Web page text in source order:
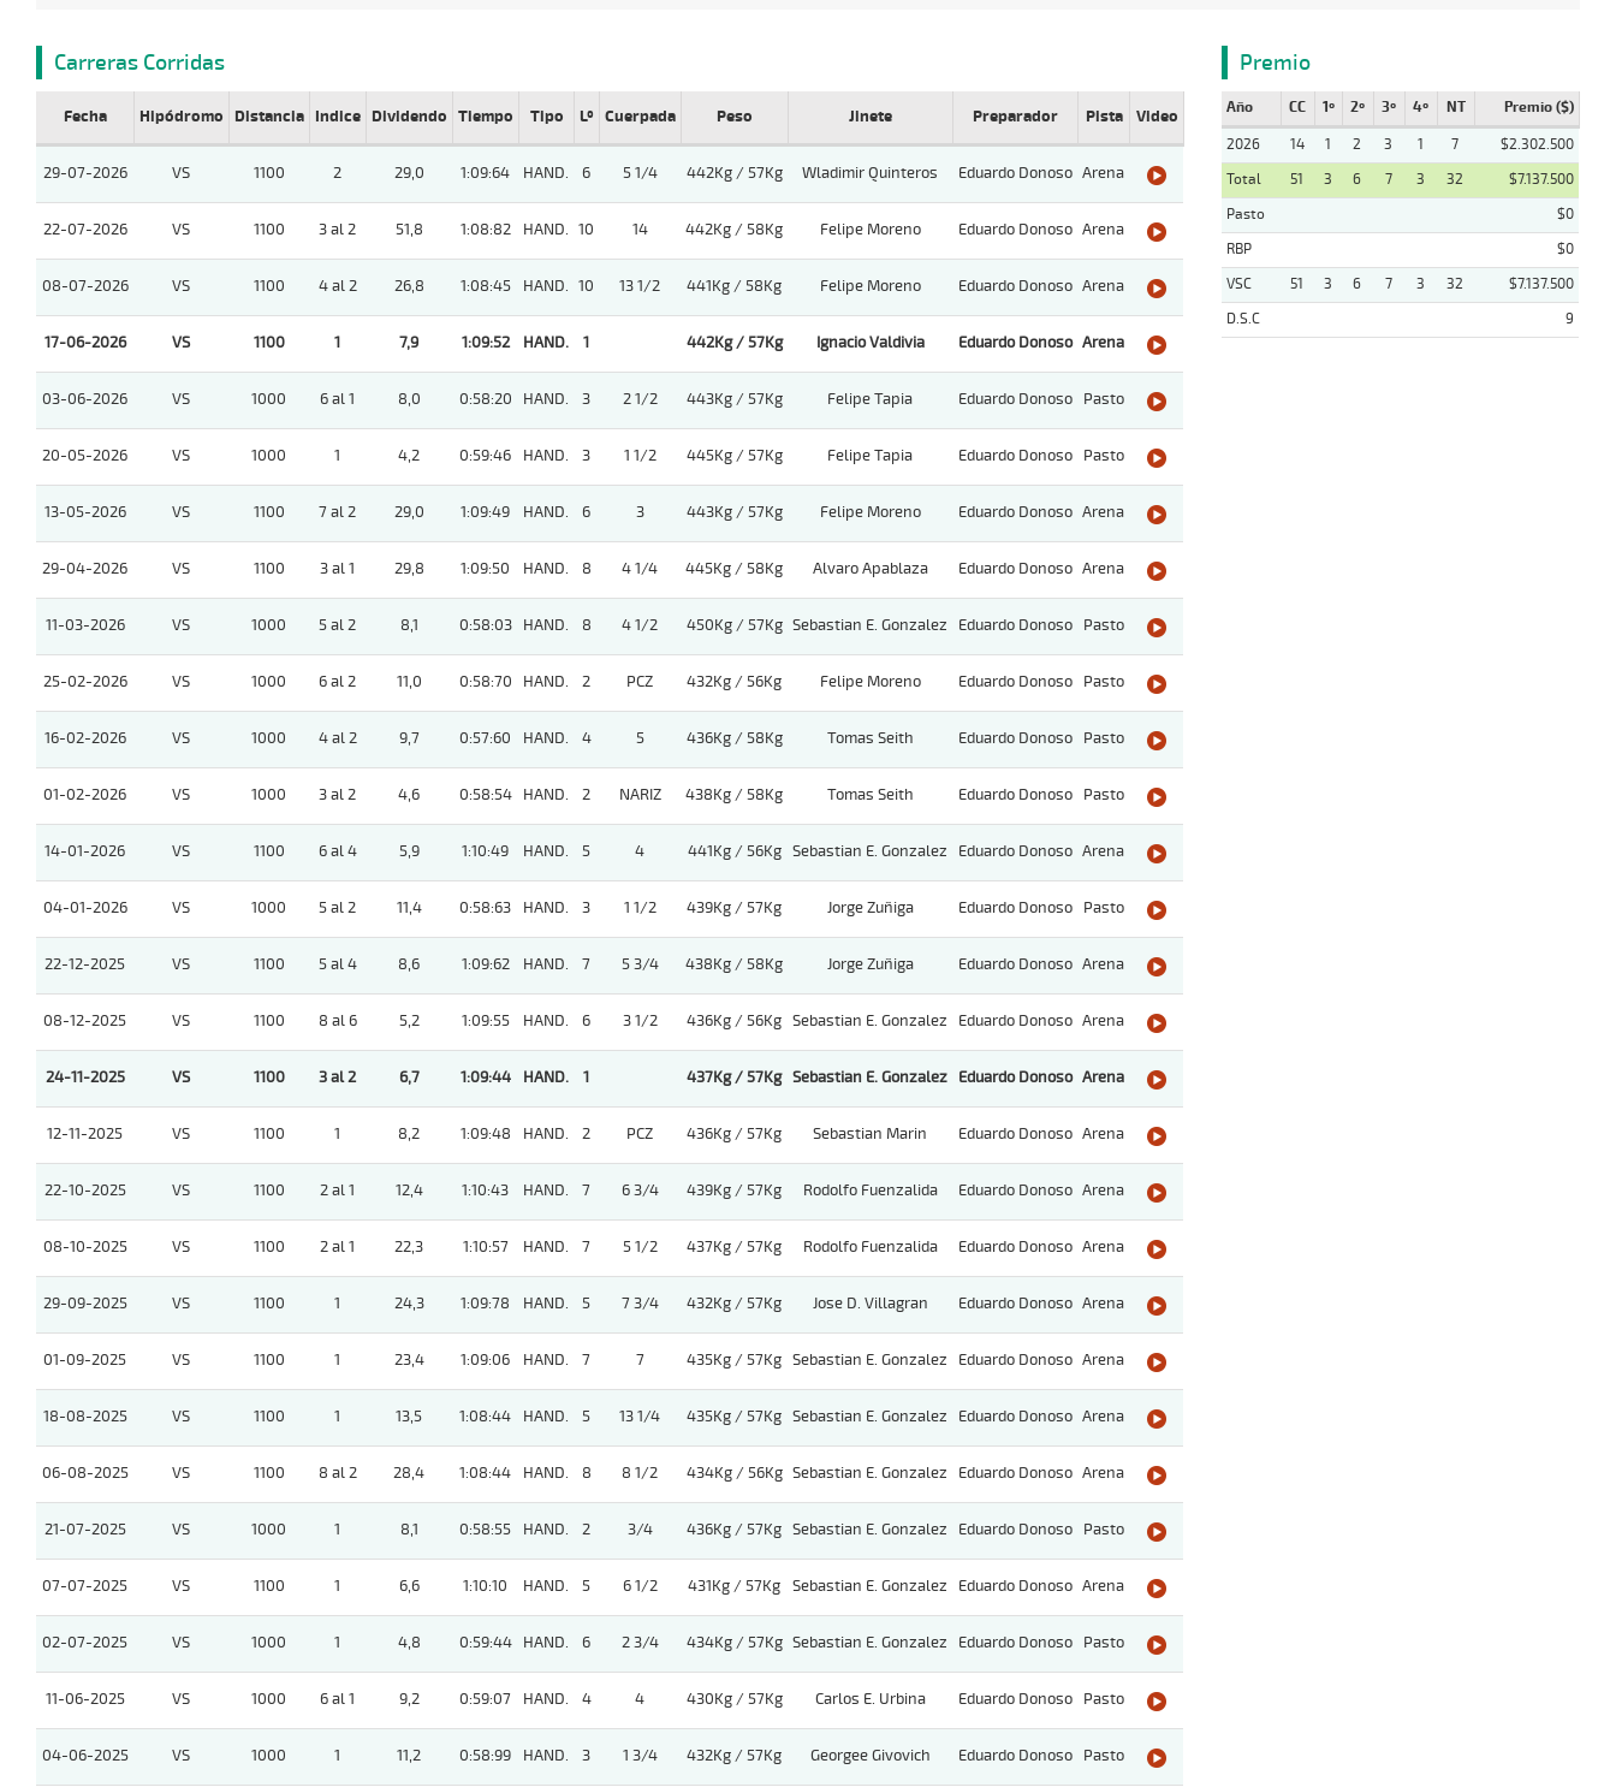
Carreras Corridas
Fecha Hipódromo Distancia Indice Dividendo Tiempo Tipo Lº Cuerpada Peso Jinete Preparador Pista Video
29-07-2026 VS 1100 2 29,0 1:09:64 HAND. 6 5 1/4 442Kg / 57Kg Wladimir Quinteros Eduardo Donoso Arena
22-07-2026 VS 1100 3 al 2 51,8 1:08:82 HAND. 10 14 442Kg / 58Kg Felipe Moreno Eduardo Donoso Arena
08-07-2026 VS 1100 4 al 2 26,8 1:08:45 HAND. 10 13 1/2 441Kg / 58Kg Felipe Moreno Eduardo Donoso Arena
17-06-2026 VS 1100 1 7,9 1:09:52 HAND. 1 442Kg / 57Kg Ignacio Valdivia Eduardo Donoso Arena
03-06-2026 VS 1000 6 al 1 8,0 0:58:20 HAND. 3 2 1/2 443Kg / 57Kg Felipe Tapia Eduardo Donoso Pasto
20-05-2026 VS 1000 1 4,2 0:59:46 HAND. 3 1 1/2 445Kg / 57Kg Felipe Tapia Eduardo Donoso Pasto
13-05-2026 VS 1100 7 al 2 29,0 1:09:49 HAND. 6 3 443Kg / 57Kg Felipe Moreno Eduardo Donoso Arena
29-04-2026 VS 1100 3 al 1 29,8 1:09:50 HAND. 8 4 1/4 445Kg / 58Kg Alvaro Apablaza Eduardo Donoso Arena
11-03-2026 VS 1000 5 al 2 8,1 0:58:03 HAND. 8 4 1/2 450Kg / 57Kg Sebastian E. Gonzalez Eduardo Donoso Pasto
25-02-2026 VS 1000 6 al 2 11,0 0:58:70 HAND. 2 PCZ 432Kg / 56Kg Felipe Moreno Eduardo Donoso Pasto
16-02-2026 VS 1000 4 al 2 9,7 0:57:60 HAND. 4 5 436Kg / 58Kg Tomas Seith Eduardo Donoso Pasto
01-02-2026 VS 1000 3 al 2 4,6 0:58:54 HAND. 2 NARIZ 438Kg / 58Kg Tomas Seith Eduardo Donoso Pasto
14-01-2026 VS 1100 6 al 4 5,9 1:10:49 HAND. 5 4 441Kg / 56Kg Sebastian E. Gonzalez Eduardo Donoso Arena
04-01-2026 VS 1000 5 al 2 11,4 0:58:63 HAND. 3 1 1/2 439Kg / 57Kg Jorge Zuñiga Eduardo Donoso Pasto
22-12-2025 VS 1100 5 al 4 8,6 1:09:62 HAND. 7 5 3/4 438Kg / 58Kg Jorge Zuñiga Eduardo Donoso Arena
08-12-2025 VS 1100 8 al 6 5,2 1:09:55 HAND. 6 3 1/2 436Kg / 56Kg Sebastian E. Gonzalez Eduardo Donoso Arena
24-11-2025 VS 1100 3 al 2 6,7 1:09:44 HAND. 1 437Kg / 57Kg Sebastian E. Gonzalez Eduardo Donoso Arena
12-11-2025 VS 1100 1 8,2 1:09:48 HAND. 2 PCZ 436Kg / 57Kg Sebastian Marin Eduardo Donoso Arena
22-10-2025 VS 1100 2 al 1 12,4 1:10:43 HAND. 7 6 3/4 439Kg / 57Kg Rodolfo Fuenzalida Eduardo Donoso Arena
08-10-2025 VS 1100 2 al 1 22,3 1:10:57 HAND. 7 5 1/2 437Kg / 57Kg Rodolfo Fuenzalida Eduardo Donoso Arena
29-09-2025 VS 1100 1 24,3 1:09:78 HAND. 5 7 3/4 432Kg / 57Kg Jose D. Villagran Eduardo Donoso Arena
01-09-2025 VS 1100 1 23,4 1:09:06 HAND. 7 7 435Kg / 57Kg Sebastian E. Gonzalez Eduardo Donoso Arena
18-08-2025 VS 1100 1 13,5 1:08:44 HAND. 5 13 1/4 435Kg / 57Kg Sebastian E. Gonzalez Eduardo Donoso Arena
06-08-2025 VS 1100 8 al 2 28,4 1:08:44 HAND. 8 8 1/2 434Kg / 56Kg Sebastian E. Gonzalez Eduardo Donoso Arena
21-07-2025 VS 1000 1 8,1 0:58:55 HAND. 2 3/4 436Kg / 57Kg Sebastian E. Gonzalez Eduardo Donoso Pasto
07-07-2025 VS 1100 1 6,6 1:10:10 HAND. 5 6 1/2 431Kg / 57Kg Sebastian E. Gonzalez Eduardo Donoso Arena
02-07-2025 VS 1000 1 4,8 0:59:44 HAND. 6 2 3/4 434Kg / 57Kg Sebastian E. Gonzalez Eduardo Donoso Pasto
11-06-2025 VS 1000 6 al 1 9,2 0:59:07 HAND. 4 4 430Kg / 57Kg Carlos E. Urbina Eduardo Donoso Pasto
04-06-2025 VS 1000 1 11,2 0:58:99 HAND. 3 1 3/4 432Kg / 57Kg Georgee Givovich Eduardo Donoso Pasto
Premio
Año CC 1º 2º 3º 4º NT Premio ($)
2026 14 1 2 3 1 7
$2.302.500
Total
51 3 6 7 3 32
$7.137.500
Pasto
$0
RBP
$0
VSC
51 3 6 7 3 32
$7.137.500
D.S.C
9